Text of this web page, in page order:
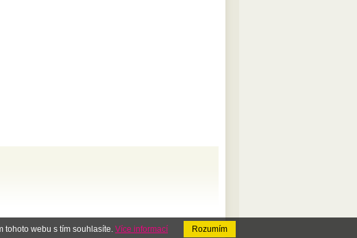
tohoto webu s tím souhlasíte. Více informací Rozumím